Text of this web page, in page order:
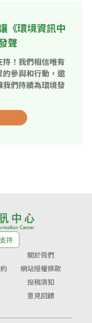
《環境資訊中
聲
持！我們相信唯有
參與和行動，邀
們持續為環境發
持
關於我們
網站授權條款
投稿須知
意見回饋